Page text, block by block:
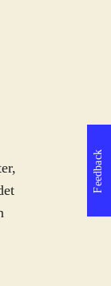
Feedback